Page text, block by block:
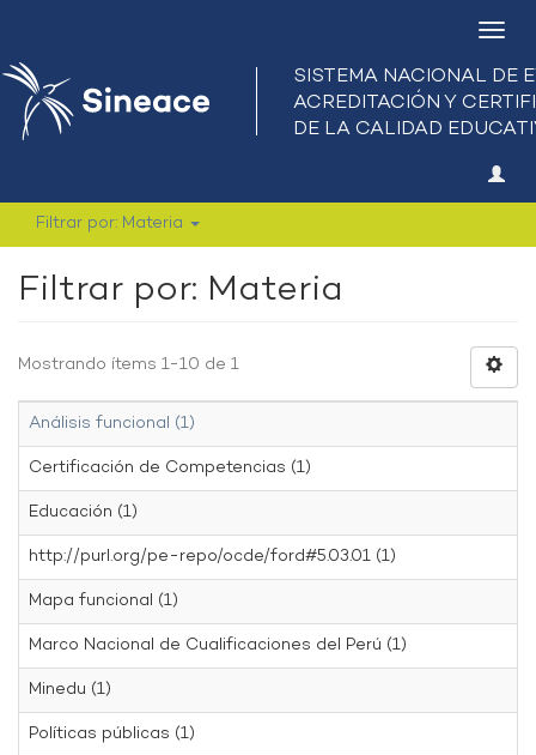
Filtrar por: Materia
Filtrar por: Materia
Mostrando ítems 1-10 de 1
Análisis funcional (1)
Certificación de Competencias (1)
Educación (1)
http://purl.org/pe-repo/ocde/ford#5.03.01 (1)
Mapa funcional (1)
Marco Nacional de Cualificaciones del Perú (1)
Minedu (1)
Políticas públicas (1)